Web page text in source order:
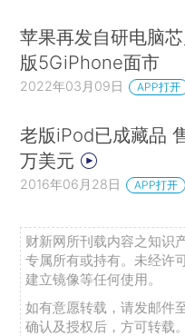
苹果再发自研电脑
版5GiPhone面市
2022年03月09日 APP打开
老版iPod已成藏品
万美元
2016年06月28日 APP打开
财新网所刊载内容之知识
专属所有或持有。未经许
建立镜像等任何使用。
如有意愿转载，请发邮件
确认及授权后，方可转载。